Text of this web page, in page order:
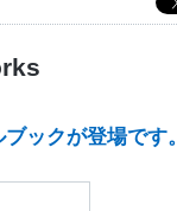
ックが登場です。